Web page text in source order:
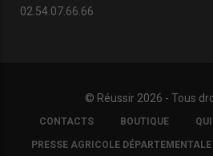
02.54.07.66.66
© Réussir 2026 - Tous
FOOTER
COPYRIGHT
CONTACTS BOUTIQUE
PRESSE AGRICOLE DÉPARTEMENTALE